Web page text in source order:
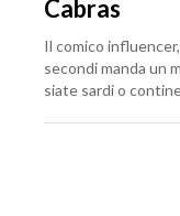
Cabras
Il comico
secondi manda un
siate sardi o